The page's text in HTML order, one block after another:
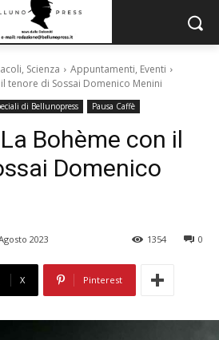
Scienza
Appuntamenti, Eventi
tenore di Sossai Domenico Menini
di Bellunopress Pausa Caffè
Bohème con il
Domenico
2023 0
1354
X Pinterest